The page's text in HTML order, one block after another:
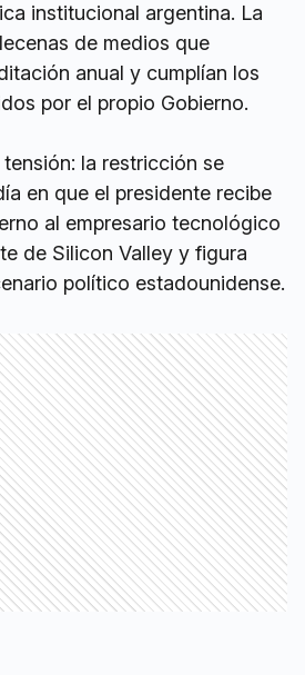
institucional argentina. La
de medios que
anual y cumplían los
por el propio Gobierno.
la restricción se
en que el presidente recibe
al empresario tecnológico
de Silicon Valley y figura
político estadounidense.